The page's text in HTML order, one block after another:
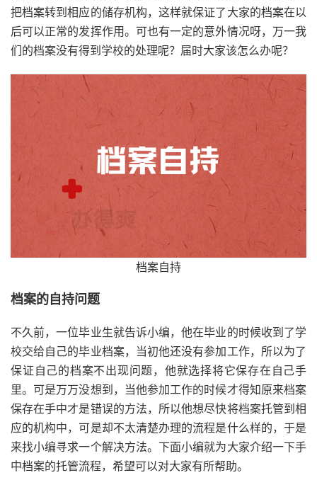
把档案转到相应的储存机构，这样就保证了大家的档案在以
后可以正常的发挥作用。可也有一定的意外情况呀，万一我
们的档案没有得到学校的处理呢？届时大家该怎么办呢？
档案自持
档案的自持问题
不久前，一位毕业生就告诉小编，他在毕业的时候收到了学
校交给自己的毕业档案，当初他还没有参加工作，所以为了
保证自己的档案不出现问题，他就选择将它保存在自己手
里。可是万万没想到，当他参加工作的时候才得知原来档案
保存在手中才是错误的方法，所以他想尽快将档案托管到相
应的机构中，可是却不太清楚办理的流程是什么样的，于是
来找小编寻求一个解决方法。下面小编就为大家介绍一下手
中档案的托管流程，希望可以对大家有所帮助。